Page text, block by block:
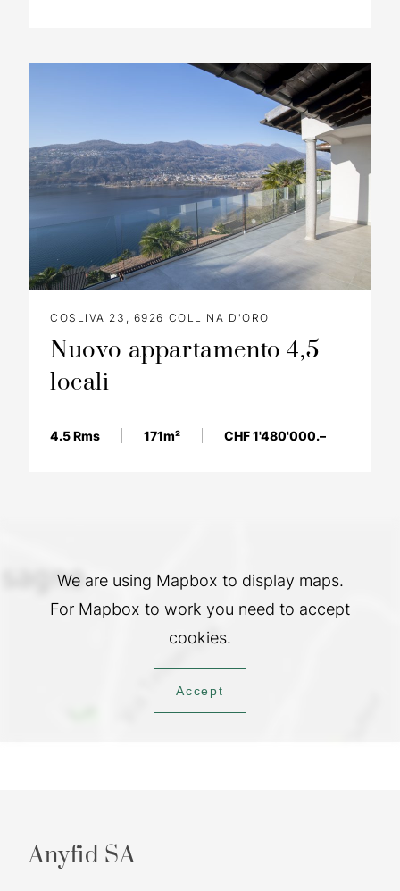
COSLIVA 23, 6926 COLLINA D'ORO
Nuovo appartamento 4,5
locali
4.5 Rms 171m² CHF 1'480'000.–
We are using Mapbox to display maps.
For Mapbox to work you need to accept
cookies.
Accept
Anyfid SA